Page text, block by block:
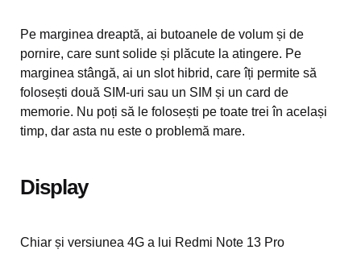
Pe marginea dreaptă, ai butoanele de volum și de
pornire, care sunt solide și plăcute la atingere. Pe
marginea stângă, ai un slot hibrid, care îți permite să
folosești două SIM-uri sau un SIM și un card de
memorie. Nu poți să le folosești pe toate trei în același
timp, dar asta nu este o problemă mare.
Display
Chiar și versiunea 4G a lui Redmi Note 13 Pro